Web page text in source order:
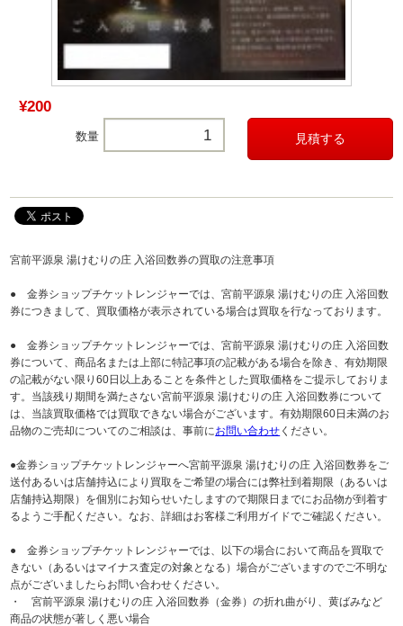
¥200
数量
宮前平源泉 湯けむりの庄 入浴回数券の買取の注意事項
● 金券ショップチケットレンジャーでは、宮前平源泉 湯けむりの庄 入浴回数
券につきまして、買取価格が表示されている場合は買取を行なっております。
● 金券ショップチケットレンジャーでは、宮前平源泉 湯けむりの庄 入浴回数
券について、商品名または上部に特記事項の記載がある場合を除き、有効期限
の記載がない限り60日以上あることを条件とした買取価格をご提示しておりま
す。当該残り期間を満たさない宮前平源泉 湯けむりの庄 入浴回数券について
は、当該買取価格では買取できない場合がございます。有効期限60日未満のお
品物のご売却についてのご相談は、事前にお問い合わせ ください。
●金券ショップチケットレンジャーへ宮前平源泉 湯けむりの庄 入浴回数券をご
送付あるいは店舗持込により買取をご希望の場合には弊社到着期限（あるいは
店舗持込期限）を個別にお知らせいたしますので期限日までにお品物が到着す
るようご手配ください。なお、詳細はお客様ご利用ガイドでご確認ください。
● 金券ショップチケットレンジャーでは、以下の場合において商品を買取で
きない（あるいはマイナス査定の対象となる）場合がございますのでご不明な
点がございましたらお問い合わせください。
・ 宮前平源泉 湯けむりの庄 入浴回数券（金券）の折れ曲がり、黄ばみなど
商品の状態が著しく悪い場合